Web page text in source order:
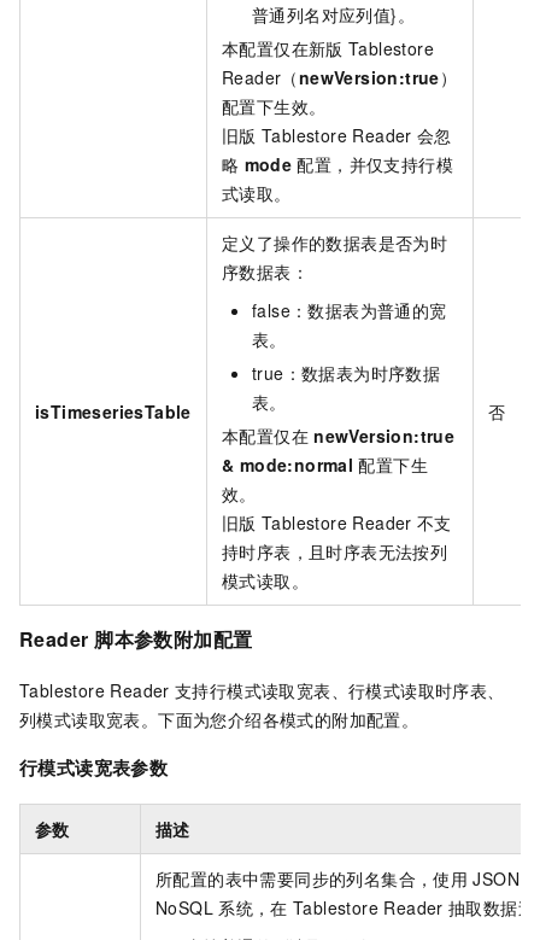
普通列名对应列值}。
本配置仅在新版 Tablestore
Reader（newVersion:true）
配置下生效。
旧版 Tablestore Reader 会忽
略 mode 配置，并仅支持行模
式读取。
isTimeseriesTable
定义了操作的数据表是否为时
序数据表：
false：数据表为普通的宽
表。
true：数据表为时序数据
表。
本配置仅在 newVersion:true
& mode:normal 配置下生
效。
旧版 Tablestore Reader 不支
持时序表，且时序表无法按列
模式读取。
否
Reader 脚本参数附加配置
Tablestore Reader 支持行模式读取宽表、行模式读取时序表、
列模式读取宽表。下面为您介绍各模式的附加配置。
行模式读宽表参数
参数 描述
所配置的表中需要同步的列名集合，使用 JSON
NoSQL 系统，在 Tablestore Reader 抽取数据